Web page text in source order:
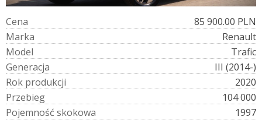
Cena
85 900.00 PLN
Marka
Renault
Model
Trafic
Generacja
III (2014-)
Rok produkcji
2020
Przebieg
104 000
Pojemność skokowa
1997